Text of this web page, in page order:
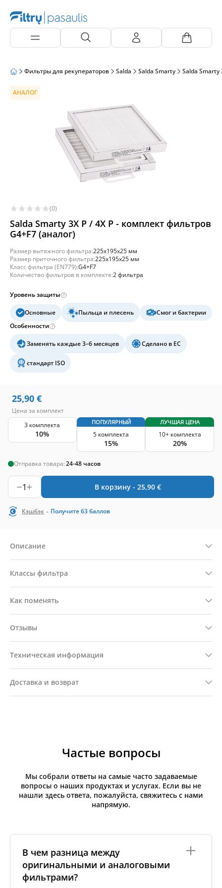
Фильтры для рекуператоров Salda Salda Smarty Salda Smarty
АНАЛОГ
(0)
Salda Smarty 3X P / 4X P - комплект фильтров
G4+F7 (аналог)
Размер вытяжного фильтра:225x195x25 мм
Размер приточного фильтра:225x195x25 мм
Класс фильтра (EN779):G4+F7
Количество фильтров в комплекте:2 фильтра
Уровень защиты
Основные Пыльца и плесень
Смог и бактерии
Особенности
Заменять каждые 3–6 месяцев Сделано в ЕС
стандарт ISO
25,90 €
Цена за комплект
3 комплекта
10%
ПОПУЛЯРНЫЙ
5 комплекта
15%
ЛУЧШАЯ ЦЕНА
10+ комплекта
20%
Отправка товара:24-48 часов
1 В корзину - 25,90 €
Кэшбэк - Получите63баллов
Описание
Классы фильтра
Как поменять
Отзывы
Техническая информация
Доставка и возврат
Частые вопросы
Мы собрали ответы на самые часто задаваемые
вопросы о наших продуктах и услугах. Если вы не
нашли здесь ответа, пожалуйста, свяжитесь с нами
напрямую.
В чем разница между
оригинальными и аналоговыми
фильтрами?